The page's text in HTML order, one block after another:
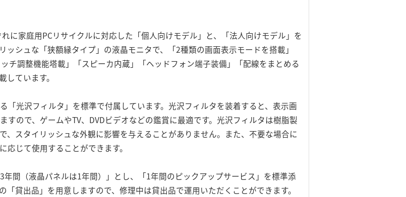
に家庭用PCリサイクルに対応した「個人向けモデル」と、「法人向けモデル」を
ッシュな「狭額縁タイプ」の液晶モニタで、「2種類の画面表示モードを搭載」
ッチ調整機能塔載」「スピーカ内蔵」「ヘッドフォン端子装備」「配線をまとめる
ています。
「光沢フィルタ」を標準で付属しています。光沢フィルタを装着すると、表示画
すので、ゲームやTV、DVDビデオなどの鑑賞に最適です。光沢フィルタは樹脂製
、スタイリッシュな外観に影響を与えることがありません。また、不要な場合に
じて使用することができます。
間（液晶パネルは1年間）」とし、「1年間のピックアップサービス」を標準添
貸出品」を用意しますので、修理中は貸出品で運用いただくことができます。